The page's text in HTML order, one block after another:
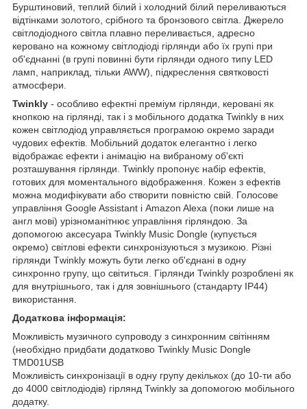
Бурштиновий, теплий білий і холодний білий переливаються
відтінками золотого, срібного та бронзового світла. Джерело
світлодіодного світла плавно переливається, адресно
керовано на кожному світлодіоді гірлянди або їх групі при
об'єднанні (в групі повинні бути гірлянди одного типу LED
ламп, наприклад, тільки AWW), підкреслення святковості
атмосфери.
Twinkly - особливо ефектні преміум гірлянди, керовані як
кнопкою на гірлянді, так і з мобільного додатка Twinkly в них
кожен світлодіод управляється програмою окремо заради
чудових ефектів. Мобільний додаток елегантно і легко
відображає ефекти і анімацію на вибраному об'єкті
розташування гірлянди. Twinkly пропонує набір ефектів,
готових для моментального відображення. Кожен з ефектів
можна модифікувати або створити повністю свій. Голосове
управління Google Assistant і Amazon Alexa (поки лише на
англ мові) урізноманітнює управління гірляндою. За
допомогою аксесуара Twinkly Music Dongle (купується
окремо) світлові ефекти синхронізуються з музикою. Різні
гірлянди Тwinkly можуть бути легко об'єднані в одну
синхронно групу, що світиться. Гірлянди Twinkly розроблені як
для внутрішнього, так і для зовнішнього (стандарту IP44)
використання.
Додаткова інформація:
Можливість музичного супроводу з синхронним світінням
(необхідно придбати додатково Twinkly Music Dongle
TMD01USB
Можливість синхронізації в одну групу декількох (до 10-ти або
до 4000 світлодіодів) гірлянд Twinkly за допомогою мобільного
додатку.